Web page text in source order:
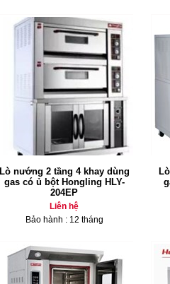
Lò nướng 2 tầng 4 khay dùng
gas có ủ bột Hongling HLY-
204EP
Liên hệ
Bảo hành : 12 tháng